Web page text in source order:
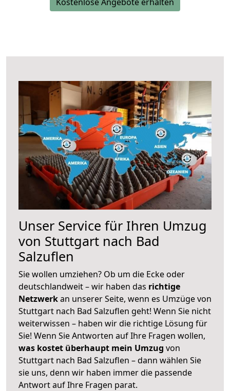
Unser Service für Ihren Umzug
von Stuttgart nach Bad
Salzuflen
Sie wollen umziehen? Ob um die Ecke oder
deutschlandweit – wir haben das richtige
Netzwerkan unserer Seite, wenn es Umzüge von
Stuttgart nach Bad Salzuflen geht! Wenn Sie nicht
weiterwissen – haben wir die richtige Lösung für
Sie! Wenn Sie Antworten auf Ihre Fragen wollen,
was kostet überhaupt mein Umzug von
Stuttgart nach Bad Salzuflen – dann wählen Sie
sie uns, denn wir haben immer die passende
Antwort auf Ihre Fragen parat.